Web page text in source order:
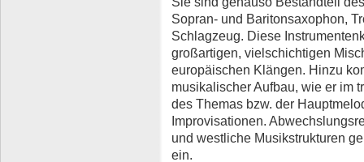
Sopran- und Baritonsaxophon,
Schlagzeug. Diese
großartigen, vielschichtigen
europäischen Klängen. Hinzu
musikalischer Aufbau, wie er im
des Themas bzw. der
Improvisationen.
und westliche Musikstrukturen
ein.